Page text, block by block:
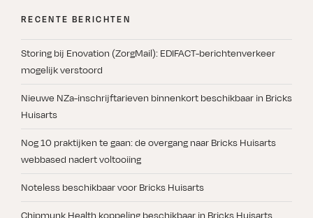
RECENTE BERICHTEN
Storing bij Enovation (ZorgMail): EDIFACT-berichtenverkeer
mogelijk verstoord
Nieuwe NZa-inschrijftarieven binnenkort beschikbaar in Bricks
Huisarts
Nog 10 praktijken te gaan: de overgang naar Bricks Huisarts
webbased nadert voltooiing
Noteless beschikbaar voor Bricks Huisarts